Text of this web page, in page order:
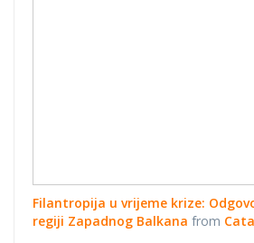
Filantropija u vrijeme krize:
regiji Zapadnog Balkana from